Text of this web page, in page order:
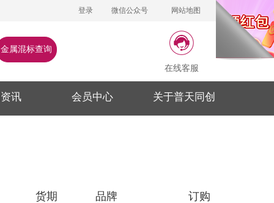
登录 微信公众号 网站地图
金属混标查询
在线客服
讯 会员中心 关于普天同创
货期 品牌 订购